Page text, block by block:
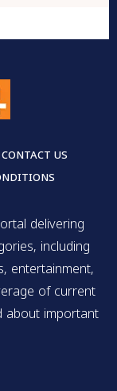
CONTACT US
delivering
including
entertainment,
of current
about important